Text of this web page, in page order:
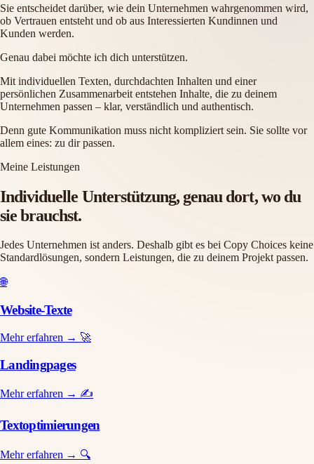
Sie entscheidet darüber, wie dein Unternehmen wahrgenommen wird,
ob Vertrauen entsteht und ob aus Interessierten Kundinnen und
Kunden werden.
Genau dabei möchte ich dich unterstützen.
Mit individuellen Texten, durchdachten Inhalten und einer
persönlichen Zusammenarbeit entstehen Inhalte, die zu deinem
Unternehmen passen – klar, verständlich und authentisch.
Denn gute Kommunikation muss nicht kompliziert sein. Sie sollte vor
allem eines: zu dir passen.
Meine Leistungen
Individuelle Unterstützung, genau dort, wo du
sie brauchst.
Jedes Unternehmen ist anders. Deshalb gibt es bei Copy Choices keine
Standardlösungen, sondern Leistungen, die zu deinem Projekt passen.
🌐
Website-Texte
Mehr erfahren → 🚀
Landingpages
Mehr erfahren → ✍️
Textoptimierungen
Mehr erfahren → 🔍